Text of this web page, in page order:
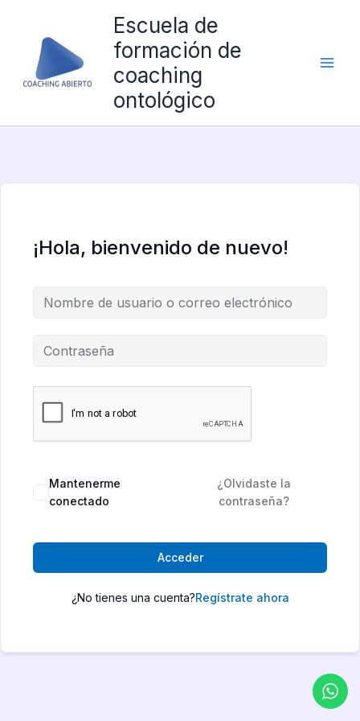
contenido
Escuela de
formación de
coaching
ontológico
¡Hola, bienvenido de nuevo!
Mantenerme
conectado
¿Olvidaste la
contraseña?
Acceder
¿No tienes una cuenta?Regístrate ahora